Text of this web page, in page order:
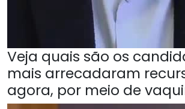
Veja quais são os
mais arrecadaram
agora, por meio de